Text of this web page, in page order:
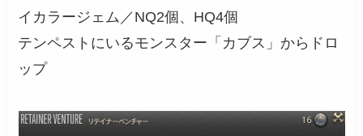
イカラージェム／NQ2個、HQ4個
テンペストにいるモンスター「カブス」からドロ
ップ